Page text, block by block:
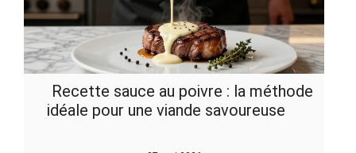
Recette sauce au poivre : la méthode
idéale pour une viande savoureuse